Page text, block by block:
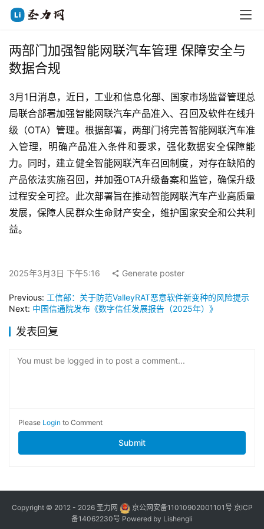
两部门加强智能网联汽车管理 保障安全与
数据合规
3月1日消息，近日，工业和信息化部、国家市场监督管理总
局联合部署加强智能网联汽车产品准入、召回及软件在线升
级（OTA）管理。根据部署，两部门将完善智能网联汽车准
入管理，明确产品准入条件和要求，强化数据安全保障能
力。同时，建立健全智能网联汽车召回制度，对存在缺陷的
产品依法实施召回，并加强OTA升级备案和监管，确保升级
过程安全可控。此次部署旨在推动智能网联汽车产业高质量
发展，保障人民群众生命财产安全，维护国家安全和公共利
益。
2025年3月3日 下午5:16 Generate poster
Previous: 工信部：关于防范ValleyRAT恶意软件新变种的风险提示
Next: 中国信通院发布《数字信任发展报告（2025年）》
发表回复
You must be logged in to post a comment...
Please Login to Comment
Submit
Copyright © 2012 - 2026 圣力网 京公网安备11010902001101号 京ICP
备14062230号 Powered by Lishengli